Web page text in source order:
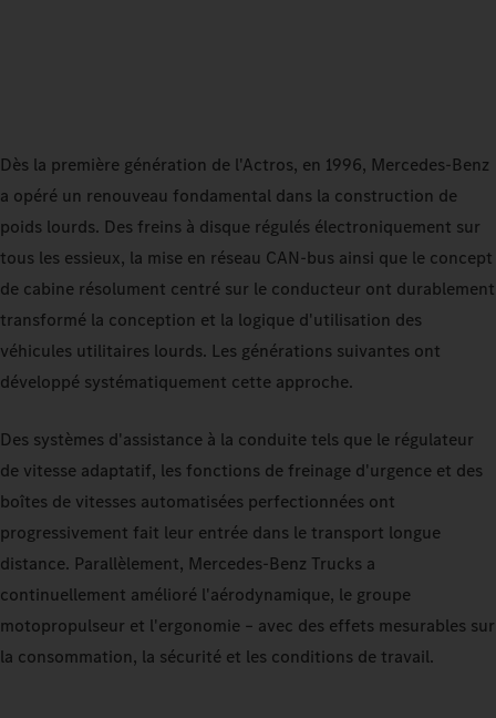
Dès la première génération de l'Actros, en 1996, Mercedes‑Benz
a opéré un renouveau fondamental dans la construction de
poids lourds. Des freins à disque régulés électroniquement sur
tous les essieux, la mise en réseau CAN‑bus ainsi que le concept
de cabine résolument centré sur le conducteur ont durablement
transformé la conception et la logique d'utilisation des
véhicules utilitaires lourds. Les générations suivantes ont
développé systématiquement cette approche.
Des systèmes d'assistance à la conduite tels que le régulateur
de vitesse adaptatif, les fonctions de freinage d'urgence et des
boîtes de vitesses automatisées perfectionnées ont
progressivement fait leur entrée dans le transport longue
distance. Parallèlement, Mercedes‑Benz Trucks a
continuellement amélioré l'aérodynamique, le groupe
motopropulseur et l'ergonomie – avec des effets mesurables sur
la consommation, la sécurité et les conditions de travail.